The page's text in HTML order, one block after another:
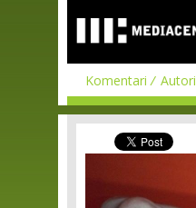
main
content
Komentari Autori